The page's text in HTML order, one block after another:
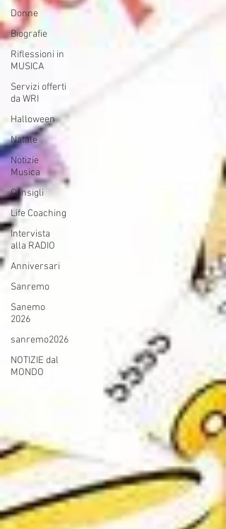
Donne
Biografie
Riflessioni in
MUSICA
Servizi offerti
da WRI
Halloween
Natale
Notizie
Musica
Consigli
Life Coaching
Intervista
alla RADIO
Anniversari
Sanremo
Sanemo
2026
sanremo2026
NOTIZIE dal
MONDO